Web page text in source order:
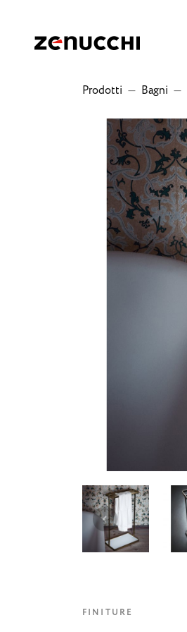
Prodotti — Bagni —
FINITURE